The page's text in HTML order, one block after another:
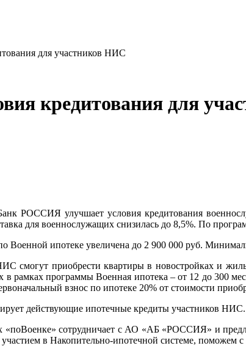
для участников НИС
кредитования для
РОССИЯ улучшает условия кредитования
для военнослужащих снизилась до 8,5%. По
Военной ипотеке увеличена до 2 900 000 руб.
смогут приобрести квартиры в новостройках и
в рамках программы Военная ипотека – от 12 до 300
взнос по ипотеке 20% от стоимости
действующие ипотечные кредиты участников НИС.
«поВоенке» сотрудничает с АО «АБ «РОССИЯ» и
в Накопительно-ипотечной системе,